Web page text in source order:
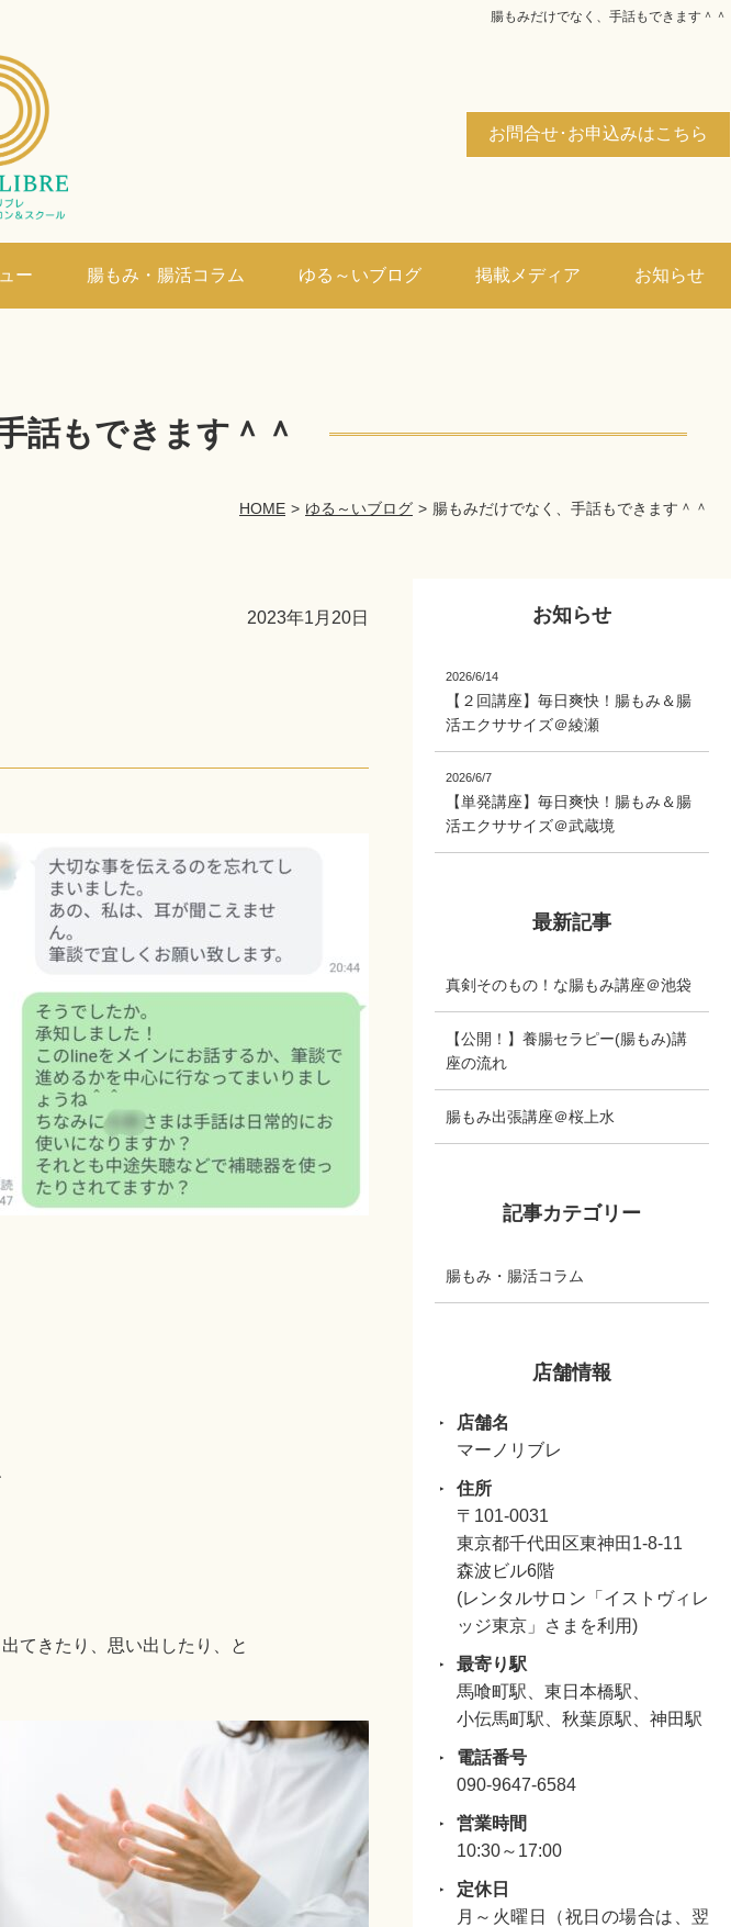
腸もみだけでなく、手話もできます＾＾
お問合せ･お申込みはこちら
ー 腸もみ・腸活コラム ゆる～いブログ 掲載メディア お知らせ
話もできます＾＾
HOME ゆる～いブログ 腸もみだけでなく、手話もできます＾＾
2023年1月20日
てきたり、思い出したり、と
お知らせ
2026/6/14
【２回講座】毎日爽快！腸もみ＆腸
活エクササイズ＠綾瀬
2026/6/7
【単発講座】毎日爽快！腸もみ＆腸
活エクササイズ＠武蔵境
最新記事
真剣そのもの！な腸もみ講座＠池袋
【公開！】養腸セラピー(腸もみ)講
座の流れ
腸もみ出張講座＠桜上水
記事カテゴリー
腸もみ・腸活コラム
店舗情報
店舗名
マーノリブレ
住所
〒101-0031
東京都千代田区東神田1-8-11
森波ビル6階
(レンタルサロン「イストヴィレ
ッジ東京」さまを利用)
最寄り駅
馬喰町駅、東日本橋駅、
小伝馬町駅、秋葉原駅、神田駅
電話番号
090-9647-6584
営業時間
10:30～17:00
定休日
月～火曜日（祝日の場合は、翌